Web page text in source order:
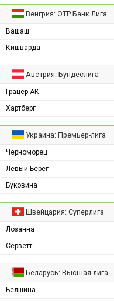
Венгрия: ОТР Банк Лига
Вашаш
Кишварда
Австрия: Бундеслига
Грацер АК
Хартберг
Украина: Премьер-лига
Черноморец
Левый Берег
Буковина
Швейцария: Суперлига
Лозанна
Серветт
Беларусь: Высшая лига
Белшина